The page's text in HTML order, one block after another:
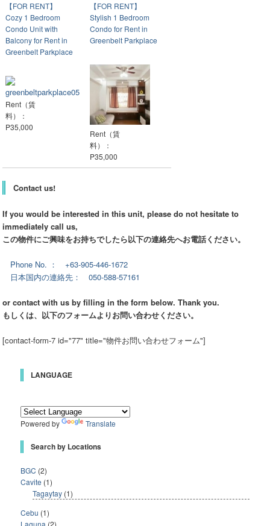
【FOR RENT】
Cozy 1 Bedroom
Condo Unit with
Balcony for Rent in
Greenbelt Parkplace
Rent（賃
料）：
P35,000
【FOR RENT】
Stylish 1 Bedroom
Condo for Rent in
Greenbelt Parkplace
Rent（賃
料）：
P35,000
Contact us!
If you would be interested in this unit, please do not hesitate to
immediately call us,
この物件にご興味をお持ちでしたら以下の連絡先へお電話ください。
Phone No. ： +63-905-446-1672
日本国内の連絡先： 050-588-57161
or contact with us by filling in the form below. Thank you.
もしくは、以下のフォームよりお問い合わせください。
[contact-form-7 id="77" title="物件お問い合わせフォーム"]
LANGUAGE
Powered by Translate
Search by Locations
BGC (2)
Cavite (1)
Tagaytay (1)
Cebu (1)